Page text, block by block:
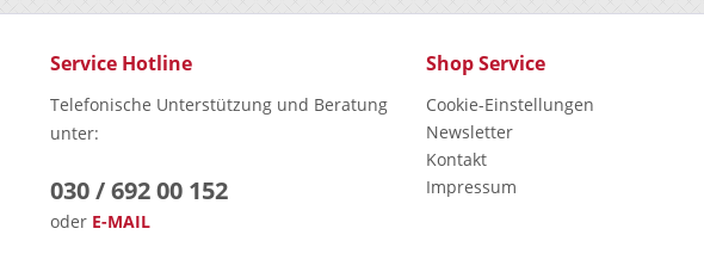
Service Hotline
Telefonische Unterstützung und Beratung
unter:
030 / 692 00 152
oder E-MAIL
Shop Service
Cookie-Einstellungen
Newsletter
Kontakt
Impressum